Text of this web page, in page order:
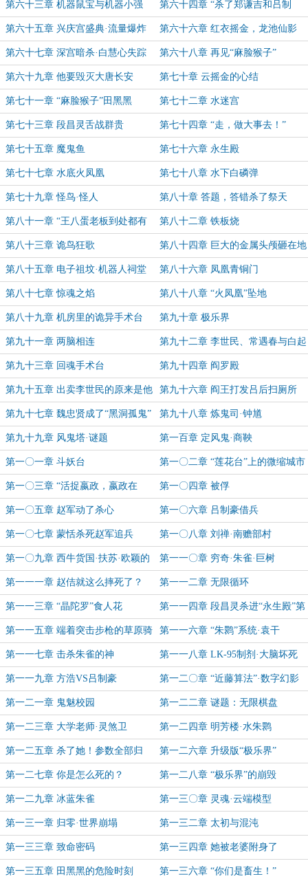
第六十三章 机器鼠宝与机器小强 第六十四章 “杀了郑谦吉和吕制
豪！”
第六十五章 兴庆宫盛典·流量爆炸 第六十六章 红衣摇金，龙池仙影
第六十七章 深宫暗杀·白慧心失踪 第六十八章 再见“麻脸猴子”
第六十九章 他要毁灭大唐长安 第七十章 云摇金的心结
第七十一章 “麻脸猴子”田黑黑 第七十二章 水迷宫
第七十三章 段昌灵舌战群贵 第七十四章 “走，做大事去！”
第七十五章 魔鬼鱼 第七十六章 永生殿
第七十七章 水底火凤凰 第七十八章 水下白磷弹
第七十九章 怪鸟·怪人 第八十章 答题，答错杀了祭天
第八十一章 “王八蛋老板到处都有
啊”
第八十二章 铁板烧
第八十三章 诡鸟狂歌 第八十四章 巨大的金属头颅砸在地
上
第八十五章 电子祖坟·机器人祠堂 第八十六章 凤凰青铜门
第八十七章 惊魂之焰 第八十八章 “火凤凰”坠地
第八十九章 机房里的诡异手术台 第九十章 极乐界
第九十一章 两脑相连 第九十二章 李世民、常遇春与白起
第九十三章 回魂手术台 第九十四章 阎罗殿
第九十五章 出卖李世民的原来是他 第九十六章 阎王打发吕后扫厕所
第九十七章 魏忠贤成了“黑洞孤鬼” 第九十八章 炼鬼司·钟馗
第九十九章 风鬼塔·谜题 第一百章 定风鬼·商鞅
第一〇一章 斗妖台 第一〇二章 “莲花台”上的微缩城市
第一〇三章 “活捉嬴政，嬴政在
此！”
第一〇四章 被俘
第一〇五章 赵军动了杀心 第一〇六章 吕制豪借兵
第一〇七章 蒙恬杀死赵军追兵 第一〇八章 刘禅·南赡部村
第一〇九章 西牛货国·扶苏·欧颖的
神操作
第一一〇章 穷奇·朱雀·巨树
第一一一章 赵佶就这么摔死了？ 第一一二章 无限循环
第一一三章 “晶陀罗”食人花 第一一四章 段昌灵杀进“永生殿”第
三层
第一一五章 端着突击步枪的草原骑
兵
第一一六章 “朱鹮”系统·袁干
第一一七章 击杀朱雀的神 第一一八章 LK-95制剂·大脑坏死
第一一九章 方浩VS吕制豪 第一二〇章 “近藤算法”·数字幻影
第一二一章 鬼魅校园 第一二二章 谜题：无限棋盘
第一二三章 大学老师·灵煞卫 第一二四章 明芳楼·水朱鹮
第一二五章 杀了她！参数全部归
零！
第一二六章 升级版“极乐界”
第一二七章 你是怎么死的？ 第一二八章 “极乐界”的崩毁
第一二九章 冰蓝朱雀 第一三〇章 灵魂·云端模型
第一三一章 归零·世界崩塌 第一三二章 太初与混沌
第一三三章 致命密码 第一三四章 她被老婆附身了
第一三五章 田黑黑的危险时刻 第一三六章 “你们是畜生！”